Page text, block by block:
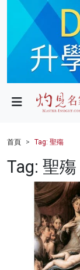
政局
財經
健康
商業
科技
影片
首頁 Tag: 聖殤
Tag: 聖殤